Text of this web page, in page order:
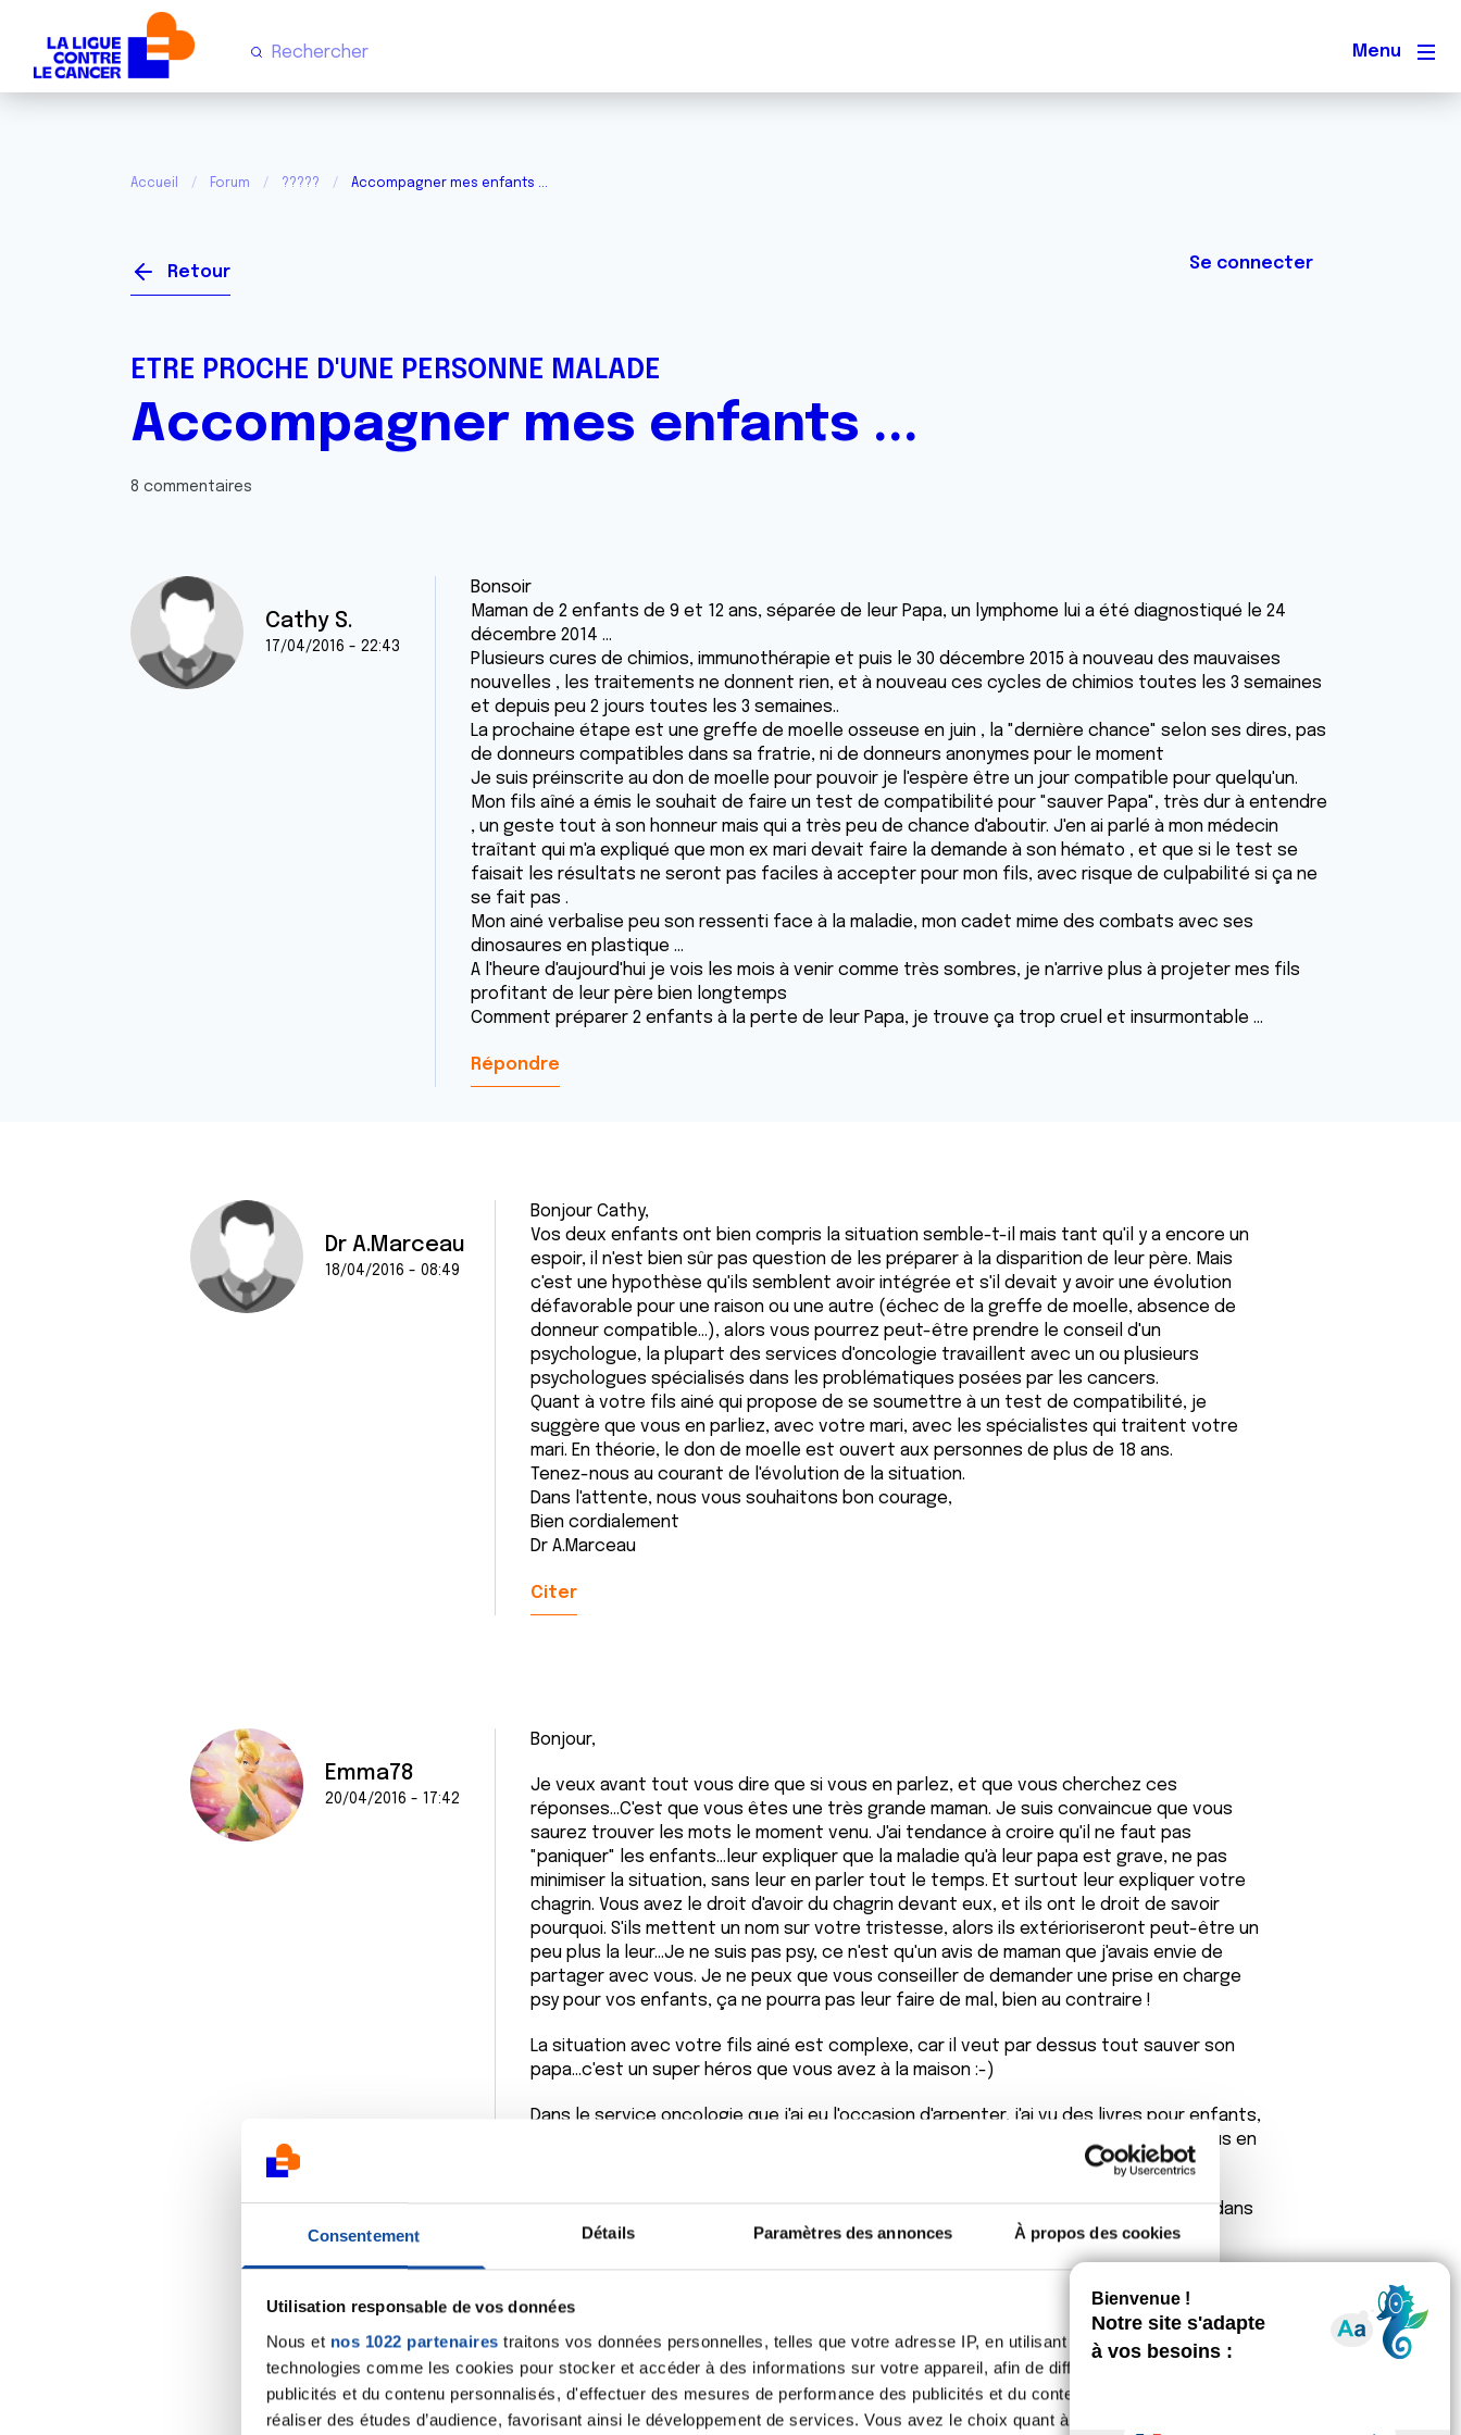
Consentement Détails Paramètres des annonces À propos des cookies
Utilisation responsable de vos données
Nous et nos 1022 partenaires traitons vos données personnelles, telles que votre adresse IP, en utilisant des
technologies comme les cookies pour stocker et accéder à des informations sur votre appareil, afin de diffuser des
publicités et du contenu personnalisés, d'effectuer des mesures de performance des publicités et du contenu, ainsi que de
réaliser des études d’audience, favorisant ainsi le développement de services. Vous avez le choix quant à l'utilisation de
Menu
Accueil Forum ????? Accompagner mes enfants ...
Retour Se connecter
ETRE PROCHE D'UNE PERSONNE MALADE
Accompagner mes enfants ...
8 commentaires
Cathy S.
17/04/2016 - 22:43
Bonsoir
Maman de 2 enfants de 9 et 12 ans, séparée de leur Papa, un lymphome lui a été diagnostiqué le 24
décembre 2014 ...
Plusieurs cures de chimios, immunothérapie et puis le 30 décembre 2015 à nouveau des mauvaises
nouvelles , les traitements ne donnent rien, et à nouveau ces cycles de chimios toutes les 3 semaines
et depuis peu 2 jours toutes les 3 semaines..
La prochaine étape est une greffe de moelle osseuse en juin , la "dernière chance" selon ses dires, pas
de donneurs compatibles dans sa fratrie, ni de donneurs anonymes pour le moment
Je suis préinscrite au don de moelle pour pouvoir je l'espère être un jour compatible pour quelqu'un.
Mon fils aîné a émis le souhait de faire un test de compatibilité pour "sauver Papa", très dur à entendre
, un geste tout à son honneur mais qui a très peu de chance d'aboutir. J'en ai parlé à mon médecin
traîtant qui m'a expliqué que mon ex mari devait faire la demande à son hémato , et que si le test se
faisait les résultats ne seront pas faciles à accepter pour mon fils, avec risque de culpabilité si ça ne
se fait pas .
Mon ainé verbalise peu son ressenti face à la maladie, mon cadet mime des combats avec ses
dinosaures en plastique ...
A l'heure d'aujourd'hui je vois les mois à venir comme très sombres, je n'arrive plus à projeter mes fils
profitant de leur père bien longtemps
Comment préparer 2 enfants à la perte de leur Papa, je trouve ça trop cruel et insurmontable ...
Répondre
Dr A.Marceau
18/04/2016 - 08:49
Bonjour Cathy,
Vos deux enfants ont bien compris la situation semble-t-il mais tant qu'il y a encore un
espoir, il n'est bien sûr pas question de les préparer à la disparition de leur père. Mais
c'est une hypothèse qu'ils semblent avoir intégrée et s'il devait y avoir une évolution
défavorable pour une raison ou une autre (échec de la greffe de moelle, absence de
donneur compatible...), alors vous pourrez peut-être prendre le conseil d'un
psychologue, la plupart des services d'oncologie travaillent avec un ou plusieurs
psychologues spécialisés dans les problématiques posées par les cancers.
Quant à votre fils ainé qui propose de se soumettre à un test de compatibilité, je
suggère que vous en parliez, avec votre mari, avec les spécialistes qui traitent votre
mari. En théorie, le don de moelle est ouvert aux personnes de plus de 18 ans.
Tenez-nous au courant de l'évolution de la situation.
Dans l'attente, nous vous souhaitons bon courage,
Bien cordialement
Dr A.Marceau
Citer
Emma78
20/04/2016 - 17:42
Bonjour,
Je veux avant tout vous dire que si vous en parlez, et que vous cherchez ces
réponses...C'est que vous êtes une très grande maman. Je suis convaincue que vous
saurez trouver les mots le moment venu. J'ai tendance à croire qu'il ne faut pas
"paniquer" les enfants...leur expliquer que la maladie qu'à leur papa est grave, ne pas
minimiser la situation, sans leur en parler tout le temps. Et surtout leur expliquer votre
chagrin. Vous avez le droit d'avoir du chagrin devant eux, et ils ont le droit de savoir
pourquoi. S'ils mettent un nom sur votre tristesse, alors ils extérioriseront peut-être un
peu plus la leur...Je ne suis pas psy, ce n'est qu'un avis de maman que j'avais envie de
partager avec vous. Je ne peux que vous conseiller de demander une prise en charge
psy pour vos enfants, ça ne pourra pas leur faire de mal, bien au contraire !
La situation avec votre fils ainé est complexe, car il veut par dessus tout sauver son
papa...c'est un super héros que vous avez à la maison :-)
Dans le service oncologie que j'ai eu l'occasion d'arpenter, j'ai vu des livres pour enfants,
avec le cancer d'un parent expliqué avec des mots simples...peut-être pouvez-vous en
Bon courage à vous...j'espère que vous aurez prochainement de bonnes nouvelles dans
cette attente, je vous le souhaite de tout cœur !!